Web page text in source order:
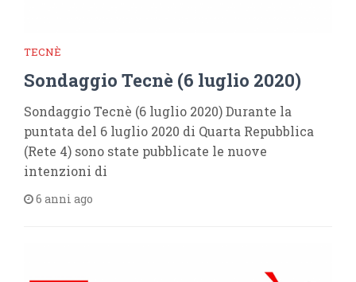
TECNÈ
Sondaggio Tecnè (6 luglio 2020)
Sondaggio Tecnè (6 luglio 2020) Durante la
puntata del 6 luglio 2020 di Quarta Repubblica
(Rete 4) sono state pubblicate le nuove
intenzioni di
6 anni ago